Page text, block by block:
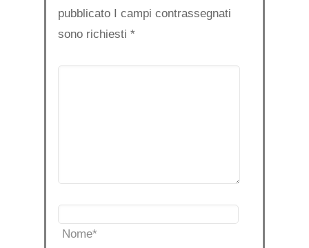
pubblicato I campi contrassegnati
sono richiesti *
Nome*